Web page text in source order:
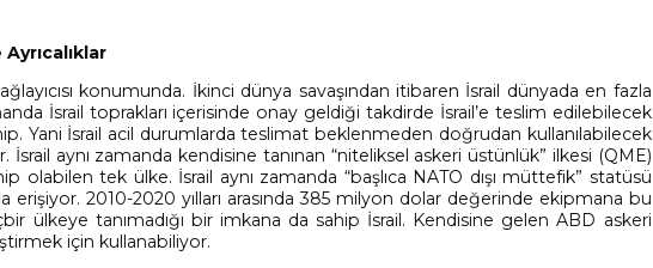
konumunda. İkinci dünya savaşından itibaren İsrail dünyada en fazla
İsrail toprakları içerisinde onay geldiği takdirde İsrail’e teslim edilebilecek
Yani İsrail acil durumlarda teslimat beklenmeden doğrudan kullanılabilecek
İsrail aynı zamanda kendisine tanınan “niteliksel askeri üstünlük” ilkesi (QME)
olabilen tek ülke. İsrail aynı zamanda “başlıca NATO dışı müttefik” statüsü
erişiyor. 2010-2020 yılları arasında 385 milyon dolar değerinde ekipmana bu
ülkeye tanımadığı bir imkana da sahip İsrail. Kendisine gelen ABD askeri
için kullanabiliyor.